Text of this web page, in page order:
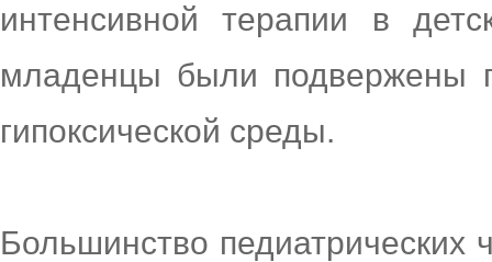
интенсивной терапии в
младенцы были подвержены
гипоксической среды.
Большинство педиатрических